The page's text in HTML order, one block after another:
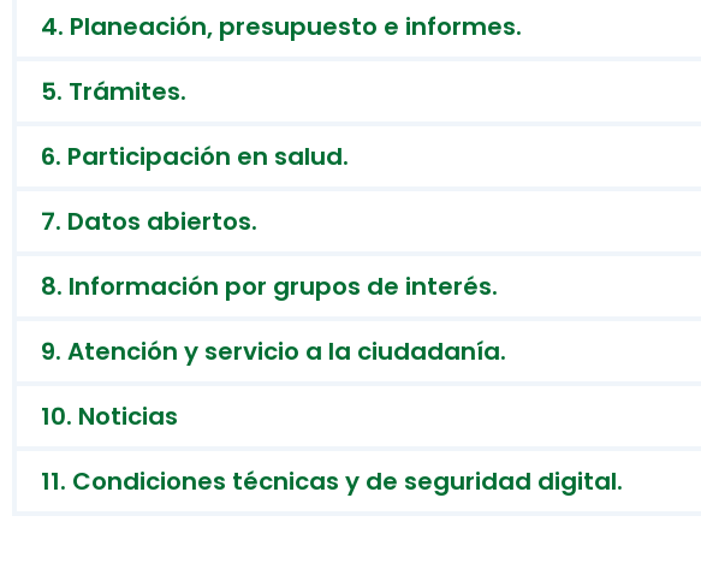
4. Planeación, presupuesto e informes.
5. Trámites.
6. Participación en salud.
7. Datos abiertos.
8. Información por grupos de interés.
9. Atención y servicio a la ciudadanía.
10. Noticias
11. Condiciones técnicas y de seguridad digital.